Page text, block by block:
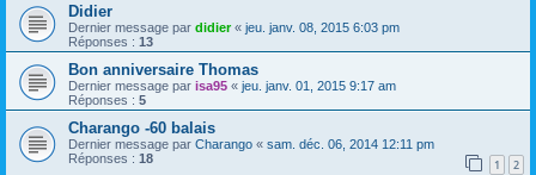
Didier
Dernier message par didier« jeu. janv. 08, 2015 6:03 pm
Réponses : 13
Bon anniversaire Thomas
Dernier message par isa95 « jeu. janv. 01, 2015 9:17 am
Réponses : 5
Charango -60 balais
Dernier message par Charango « sam. déc. 06, 2014 12:11 pm
Réponses : 18 1 2